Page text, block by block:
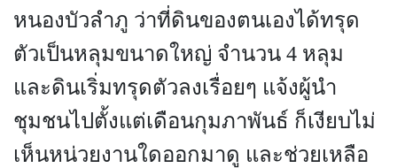
หนองบัวลำภู ว่าที่ดินของตนเองได้ทรุด
ตัวเป็นหลุมขนาดใหญ่ จำนวน 4 หลุม
และดินเริ่มทรุดตัวลงเรื่อยๆ แจ้งผู้นำ
ชุมชนไปตั้งแต่เดือนกุมภาพันธ์ ก็เงียบไม่
เห็นหน่วยงานใดออกมาดู และช่วยเหลือ